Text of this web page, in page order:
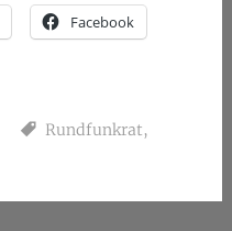
Facebook
Rundfunkrat,